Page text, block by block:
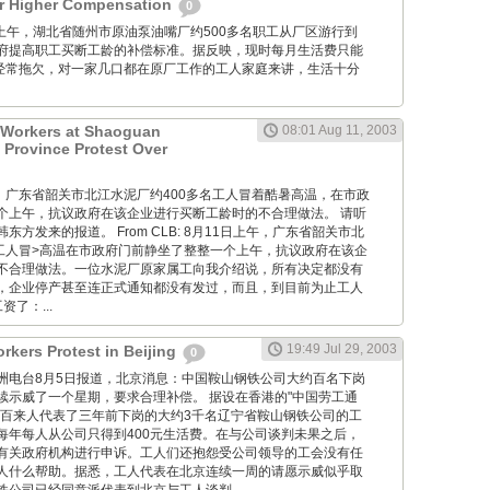
Higher Compensation 0
午，湖北省随州市原油泵油嘴厂约500多名职工从厂区游行到
提高职工买断工龄的补偿标准。据反映，现时每月生活费只能
拖欠，对一家几口都在原厂工作的工人家庭来讲，生活十分
at Shaoguan
Protest Over
08:01 Aug 11, 2003
广东省韶关市北江水泥厂约400多名工人冒着酷暑高温，在市政
上午，抗议政府在该企业进行买断工龄时的不合理做法。 请听
东方发来的报道。 From CLB: 8月11日上午，广东省韶关市北
冒>高温在市政府门前静坐了整整一个上午，抗议政府在该企
合理做法。一位水泥厂原家属工向我介绍说，所有决定都没有
企业停产甚至连正式通知都没有发过，而且，到目前为止工人
了：...
Protest in Beijing 0
19:49 Jul 29, 2003
电台8月5日报道，北京消息：中国鞍山钢铁公司大约百名下岗
示威了一个星期，要求合理补偿。 据设在香港的"中国劳工通
来人代表了三年前下岗的大约3千名辽宁省鞍山钢铁公司的工
年每人从公司只得到400元生活费。在与公司谈判未果之后，
关政府机构进行申诉。工人们还抱怨受公司领导的工会没有任
什么帮助。据悉，工人代表在北京连续一周的请愿示威似乎取